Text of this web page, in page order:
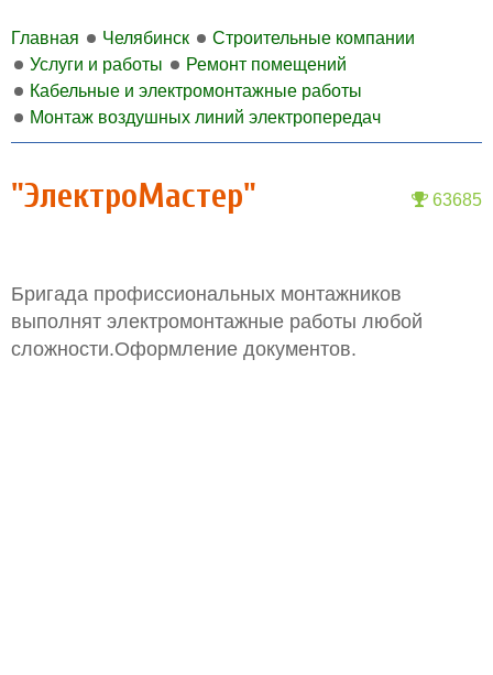
Главная Челябинск
Строительные компании
Услуги и работы
Ремонт помещений
Кабельные и электромонтажные работы
Монтаж воздушных линий электропередач
63685
"ЭлектроМастер"
Бригада профиссиональных монтажников
выполнят электромонтажные работы любой
сложности.Оформление документов.